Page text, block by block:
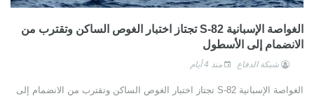
الغواصة الإسبانية S-82 تجتاز اختبار الغوص الساكن وتقترب من
الانضمام إلى الأسطول
شبكة الدفاع منذ 4 أيام
الغواصة الإسبانية S-82 تجتاز اختبار الغوص الساكن وتقترب من الانضمام إلى